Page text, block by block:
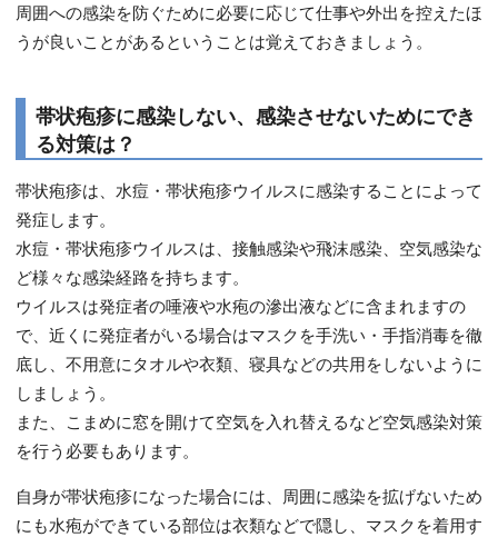
周囲への感染を防ぐために必要に応じて仕事や外出を控えたほ
うが良いことがあるということは覚えておきましょう。
帯状疱疹に感染しない、感染させないためにでき
る対策は？
帯状疱疹は、水痘・帯状疱疹ウイルスに感染することによって
発症します。
水痘・帯状疱疹ウイルスは、接触感染や飛沫感染、空気感染な
ど様々な感染経路を持ちます。
ウイルスは発症者の唾液や水疱の滲出液などに含まれますの
で、近くに発症者がいる場合はマスクを手洗い・手指消毒を徹
底し、不用意にタオルや衣類、寝具などの共用をしないように
しましょう。
また、こまめに窓を開けて空気を入れ替えるなど空気感染対策
を行う必要もあります。
自身が帯状疱疹になった場合には、周囲に感染を拡げないため
にも水疱ができている部位は衣類などで隠し、マスクを着用す